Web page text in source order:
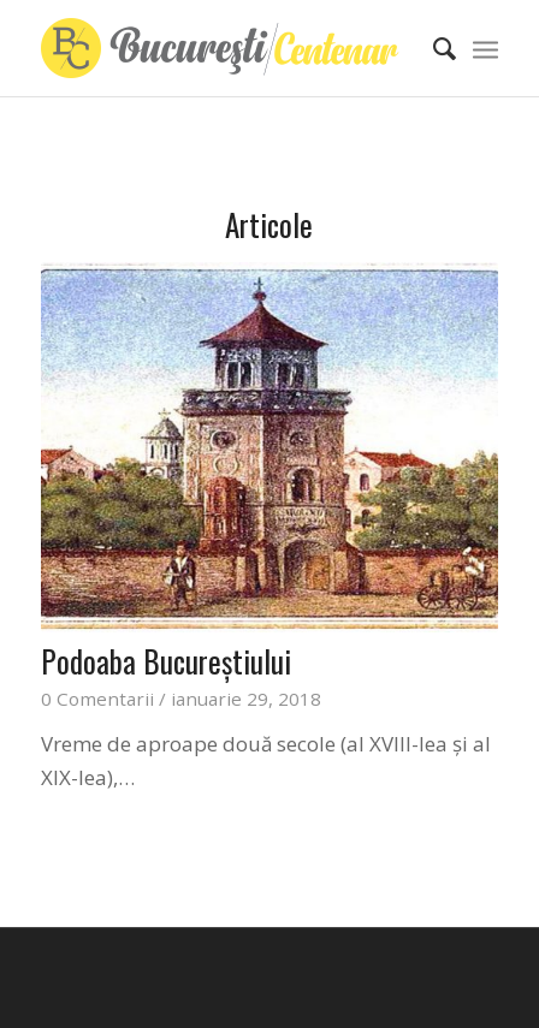
Articole
Podoaba Bucureştiului
0 Comentarii / ianuarie 29, 2018
Vreme de aproape două secole (al XVIII-lea şi al
XIX-lea),…